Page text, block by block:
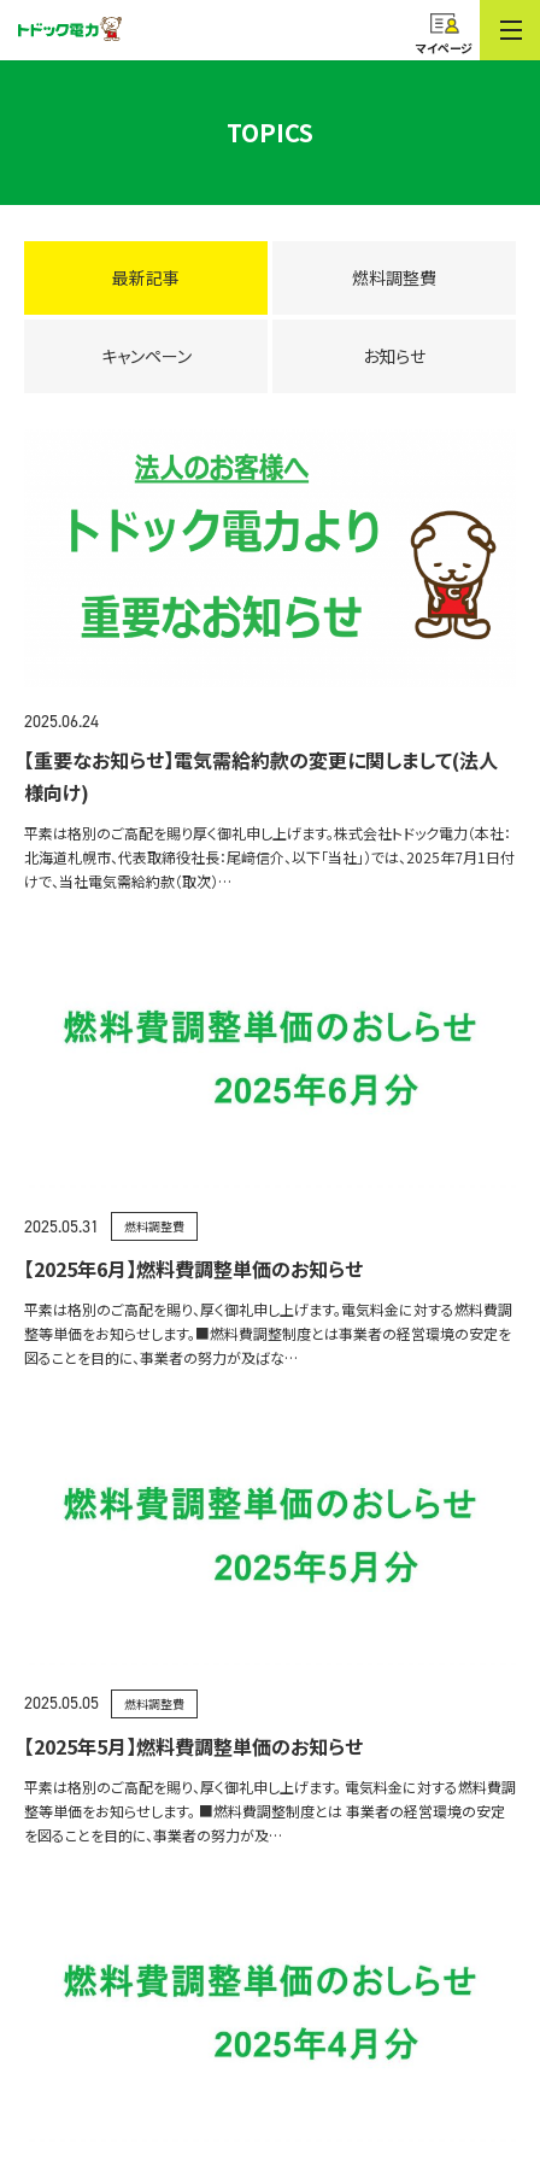
マイページ
TOPICS
最新記事 燃料調整費
キャンペーン お知らせ
2025.06.24
【重要なお知らせ】電気需給約款の変更に関しまして(法人
様向け)
平素は格別のご高配を賜り厚く御礼申し上げます。株式会社トドック電力（本社：
北海道札幌市、代表取締役社長：尾﨑信介、以下「当社」）では、2025年7月1日付
けで、当社電気需給約款（取次）…
2025.05.31 燃料調整費
【2025年6月】燃料費調整単価のお知らせ
平素は格別のご高配を賜り、厚く御礼申し上げます。電気料金に対する燃料費調
整等単価をお知らせします。■燃料費調整制度とは事業者の経営環境の安定を
図ることを目的に、事業者の努力が及ばな…
2025.05.05 燃料調整費
【2025年5月】燃料費調整単価のお知らせ
平素は格別のご高配を賜り、厚く御礼申し上げます。 電気料金に対する燃料費調
整等単価をお知らせします。 ■燃料費調整制度とは 事業者の経営環境の安定
を図ることを目的に、事業者の努力が及…